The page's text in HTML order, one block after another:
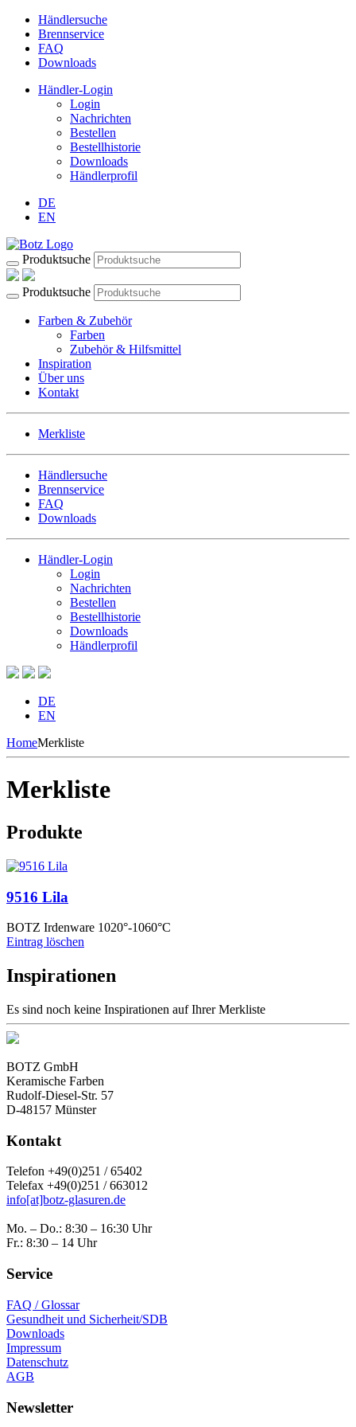
Händlersuche
Brennservice
FAQ
Downloads
Händler-Login
Login
Nachrichten
Bestellen
Bestellhistorie
Downloads
Händlerprofil
DE
EN
Produktsuche
Produktsuche
Farben & Zubehör
Farben
Zubehör & Hilfsmittel
Inspiration
Über uns
Kontakt
Merkliste
Händlersuche
Brennservice
FAQ
Downloads
Händler-Login
Login
Nachrichten
Bestellen
Bestellhistorie
Downloads
Händlerprofil
DE
EN
HomeMerkliste
Merkliste
Produkte
9516 Lila
BOTZ Irdenware 1020°-1060°C
Eintrag löschen
Inspirationen
Es sind noch keine Inspirationen auf Ihrer Merkliste
BOTZ GmbH
Keramische Farben
Rudolf-Diesel-Str. 57
D-48157 Münster
Kontakt
Telefon +49(0)251 / 65402
Telefax +49(0)251 / 663012
info[at]botz-glasuren.de
Mo. – Do.: 8:30 – 16:30 Uhr
Fr.: 8:30 – 14 Uhr
Service
FAQ / Glossar
Gesundheit und Sicherheit/SDB
Downloads
Impressum
Datenschutz
AGB
Newsletter